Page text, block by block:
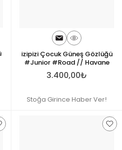
izipizi Çocuk Güneş Gözlüğü
#Junior #Road // Havane
3.400,00₺
Stoğa Girince Haber Ver!